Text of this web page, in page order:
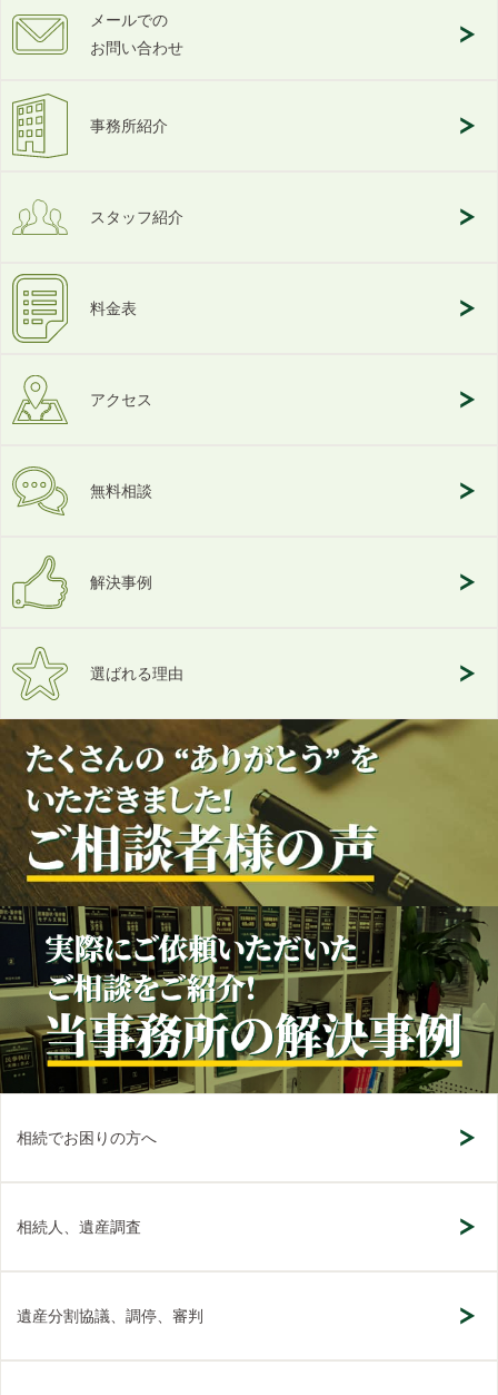
メールでの
お問い合わせ
事務所紹介
スタッフ紹介
料金表
アクセス
無料相談
解決事例
選ばれる理由
相続でお困りの方へ
相続人、遺産調査
遺産分割協議、調停、審判